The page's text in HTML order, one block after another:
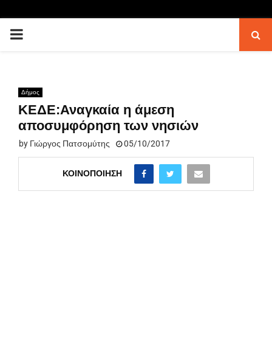
PRIMARY
Δήμος
ΚΕΔΕ:Αναγκαία η άμεση
αποσυμφόρηση των νησιών
by Γιώργος Πατσομύτης 05/10/2017
ΚΟΙΝΟΠΟΊΗΣΗ